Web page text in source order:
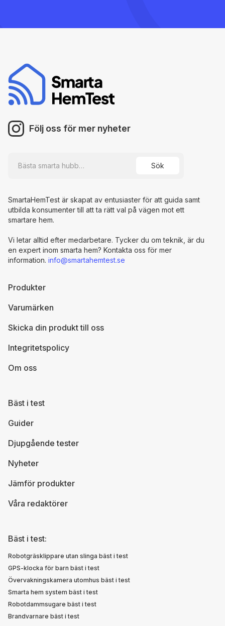
Bäst i test
Guider
Djupgående tester
Nyheter
Jämför produkter
Våra redaktörer
Produkter
Varumärken
Skicka din produkt till oss
Integritetspolicy
Om oss
Följ oss för mer nyheter
SmartaHemTest är skapat av entusiaster för att guida samt
utbilda konsumenter till att ta rätt val på vägen mot ett
smartare hem.
Vi letar alltid efter medarbetare. Tycker du om teknik, är du
en expert inom smarta hem? Kontakta oss för mer
information. info@smartahemtest.se
Bäst i test:
Robotgräsklippare utan slinga bäst i test
GPS-klocka för barn bäst i test
Övervakningskamera utomhus bäst i test
Smarta hem system bäst i test
Robotdammsugare bäst i test
Brandvarnare bäst i test